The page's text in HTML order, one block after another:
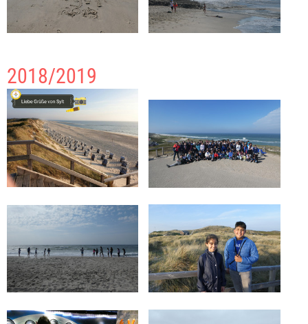
2018/2019